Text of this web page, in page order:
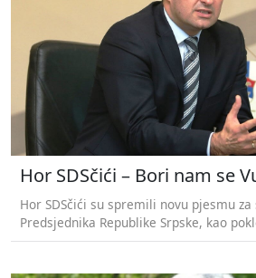
Hor SDSčići – Bori nam se
Hor SDSčići su spremili novu pjesmu
Predsjednika Republike Srpske, kao